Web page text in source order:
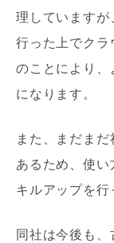
理していますが
行った上でクラ
のことにより、
になります。
また、まだま
あるため、使い
キルアップを行
同社は今後も